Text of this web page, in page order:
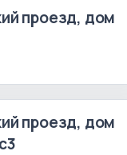
проезд, дом
проезд, дом